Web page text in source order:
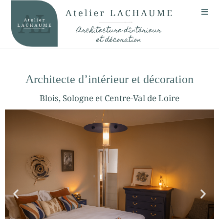
Architecte d’intérieur et décoration
Blois, Sologne et Centre-Val de Loire